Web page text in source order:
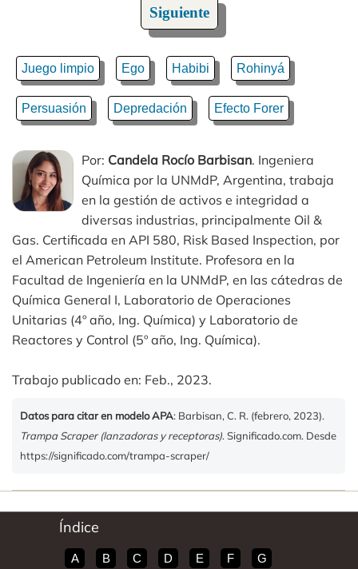
Siguiente
Juego limpio Ego Habibi Rohinyá
Persuasión Depredación Efecto Forer
Por: Candela Rocío Barbisan. Ingeniera
Química por la UNMdP, Argentina, trabaja
en la gestión de activos e integridad a
diversas industrias, principalmente Oil &
Gas. Certificada en API 580, Risk Based Inspection, por
el American Petroleum Institute. Profesora en la
Facultad de Ingeniería en la UNMdP, en las cátedras de
Química General I, Laboratorio de Operaciones
Unitarias (4º año, Ing. Química) y Laboratorio de
Reactores y Control (5º año, Ing. Química).
Trabajo publicado en: Feb., 2023.
Datos para citar en modelo APA: Barbisan, C. R. (febrero, 2023).
Trampa Scraper (lanzadoras y receptoras). Significado.com. Desde
https://significado.com/trampa-scraper/
Índice
A B C D E F G